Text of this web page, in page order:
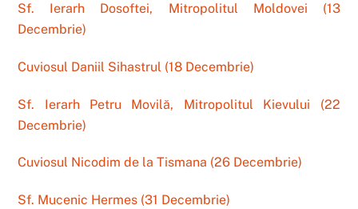
Sf. Ierarh Dosoftei, Mitropolitul Moldovei (13
Decembrie)
Cuviosul Daniil Sihastrul (18 Decembrie)
Sf. Ierarh Petru Movilă, Mitropolitul Kievului (22
Decembrie)
Cuviosul Nicodim de la Tismana (26 Decembrie)
Sf. Mucenic Hermes (31 Decembrie)